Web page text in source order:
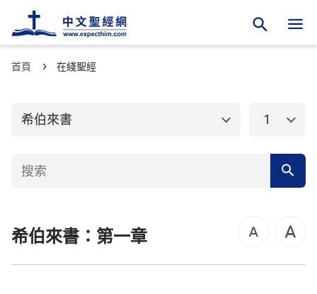
首頁 在綫聖經
希伯來書
舊約聖經
馬太福音
使徒行傳
加拉太書
1
希伯來書：第一章